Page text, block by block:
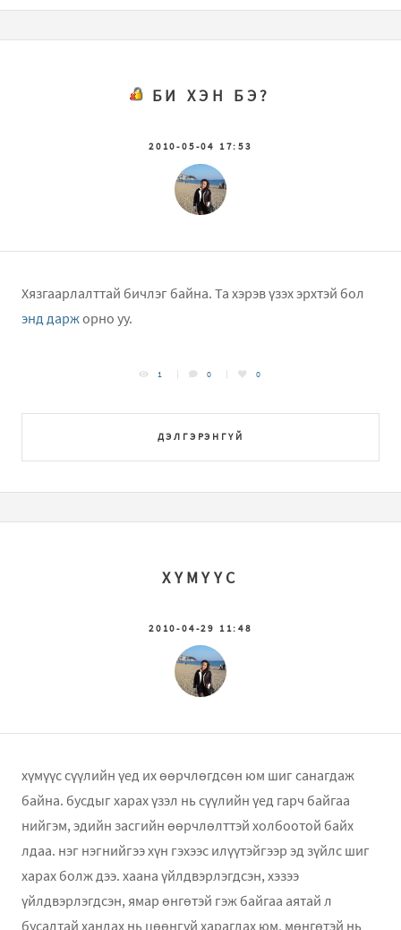
БИ ХЭН БЭ?
2010-05-04 17:53
Хязгаарлалттай бичлэг байна. Та хэрэв үзэх эрхтэй бол
энд даржорно уу.
ДЭЛГЭРЭНГҮЙ
1 0 0
ХҮМҮҮС
2010-04-29 11:48
хүмүүс сүүлийн үед их өөрчлөгдсөн юм шиг санагдаж
байна. бусдыг харах үзэл нь сүүлийн үед гарч байгаа
нийгэм, эдийн засгийн өөрчлөлттэй холбоотой байх
лдаа. нэг нэгнийгээ хүн гэхээс илүүтэйгээр эд зүйлс шиг
харах болж дээ. хаана үйлдвэрлэгдсэн, хэзээ
үйлдвэрлэгдсэн, ямар өнгөтэй гэж байгаа аятай л
бусадтай хандах нь цөөнгүй харагдах юм. мөнгөтэй нь